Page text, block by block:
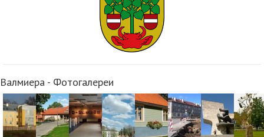
Валмиера - Фотогалереи